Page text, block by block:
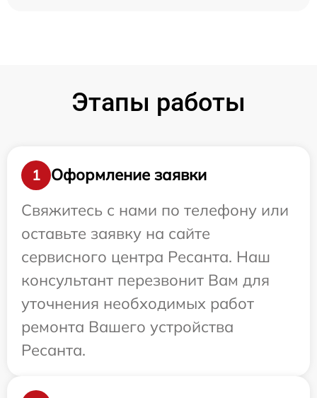
Этапы работы
1
Оформление заявки
Свяжитесь с нами по телефону или
оставьте заявку на сайте
сервисного центра Ресанта. Наш
консультант перезвонит Вам для
уточнения необходимых работ
ремонта Вашего устройства
Ресанта.